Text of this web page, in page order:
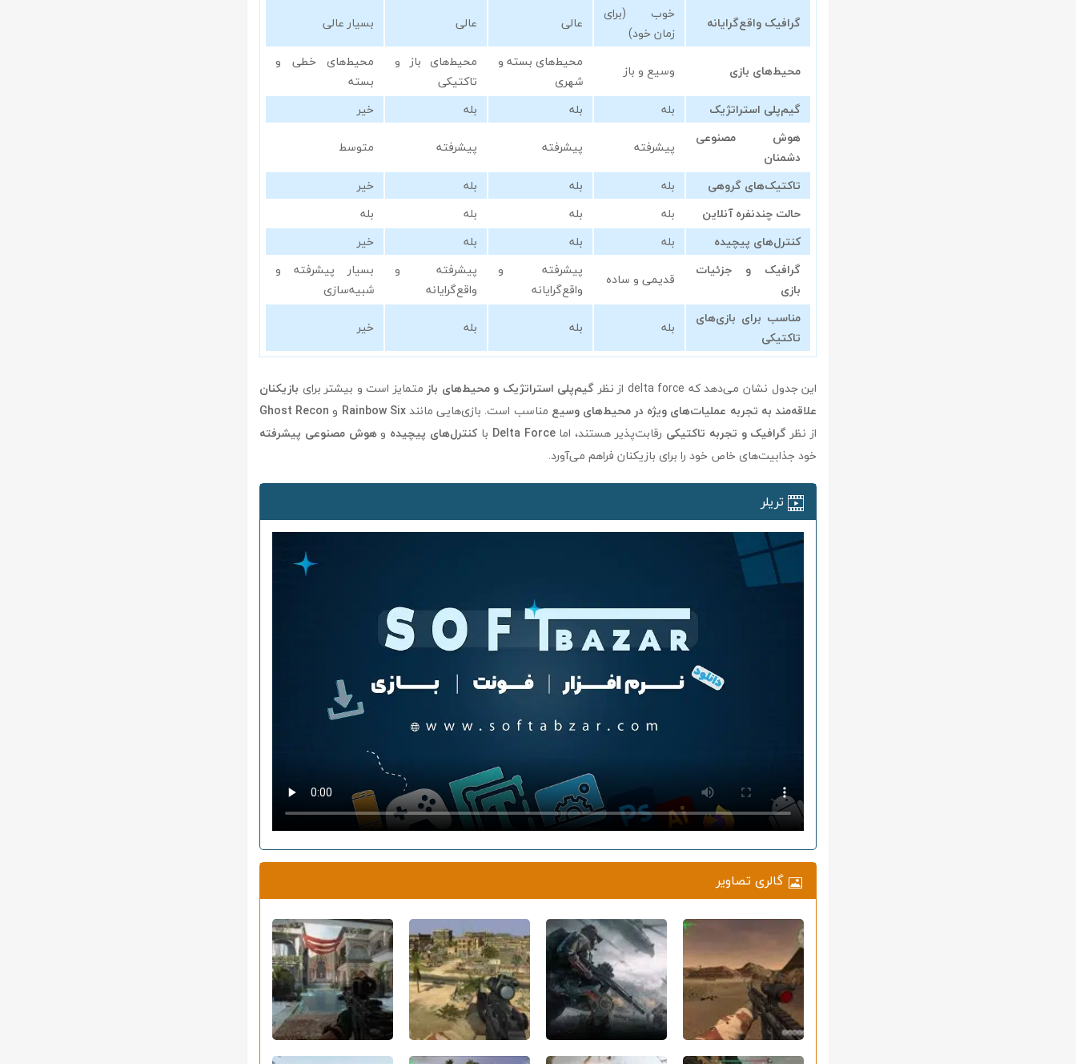
گرافیک واقع‌گرایانه
خوب (برای
زمان خود)
عالی عالی بسیار عالی
محیط‌های بازی وسیع و باز
محیط‌های بسته و
شهری
محیط‌های باز و
تاکتیکی
محیط‌های خطی و
بسته
گیم‌پلی استراتژیک
بله بله بله
خیر
هوش مصنوعی
دشمنان
پیشرفته پیشرفته پیشرفته
متوسط
تاکتیک‌های گروهی
بله بله بله
خیر
حالت چندنفره آنلاین
بله بله بله
بله
کنترل‌های پیچیده
بله بله بله
خیر
گرافیک و جزئیات
بازی
قدیمی و ساده
پیشرفته و
واقع‌گرایانه
پیشرفته و
واقع‌گرایانه
بسیار پیشرفته و
شبیه‌سازی
مناسب برای بازی‌های
تاکتیکی
بله بله بله خیر
این جدول نشان می‌دهد که delta force از نظر گیم‌پلی استراتژیک و محیط‌های باز متمایز است و بیشتر برای بازیکنان
علاقه‌مند به تجربه عملیات‌های ویژه در محیط‌های وسیع مناسب است. بازی‌هایی مانندRainbow Six و Ghost Recon
از نظر گرافیک و تجربه تاکتیکی رقابت‌پذیر هستند، اماDelta Force باکنترل‌های پیچیده وهوش مصنوعی پیشرفته
خود جذابیت‌های خاص خود را برای بازیکنان فراهم می‌آورد.
تریلر
گالری تصاویر